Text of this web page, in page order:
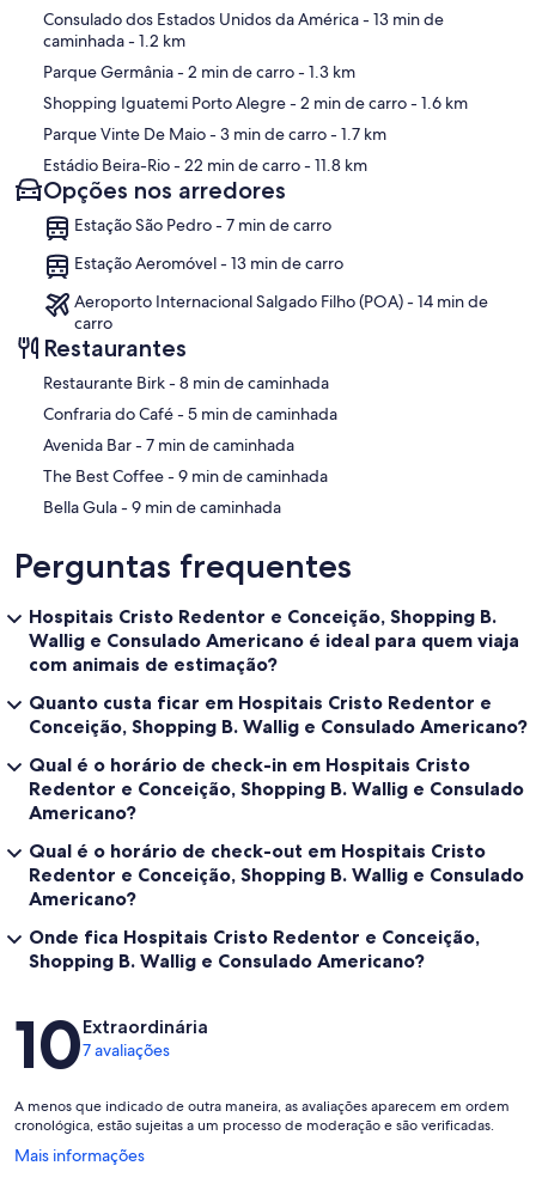
Mapa
Consulado dos Estados Unidos da América- 13 min de
caminhada- 1.2 km
Parque Germânia- 2 min de carro- 1.3 km
Shopping Iguatemi Porto Alegre- 2 min de carro- 1.6 km
Parque Vinte De Maio- 3 min de carro- 1.7 km
Estádio Beira-Rio- 22 min de carro- 11.8 km
Opções nos arredores
Estação São Pedro - 7 min de carro
Estação Aeromóvel - 13 min de carro
Aeroporto Internacional Salgado Filho (POA) - 14 min de
carro
Restaurantes
‪Restaurante Birk - ‬8 min de caminhada
‪Confraria do Café - ‬5 min de caminhada
‪Avenida Bar - ‬7 min de caminhada
‪The Best Coffee - ‬9 min de caminhada
‪Bella Gula - ‬9 min de caminhada
Perguntas frequentes
Hospitais Cristo Redentor e Conceição, Shopping B.
Wallig e Consulado Americano é ideal para quem viaja
com animais de estimação?
Quanto custa ficar em Hospitais Cristo Redentor e
Conceição, Shopping B. Wallig e Consulado Americano?
Qual é o horário de check-in em Hospitais Cristo
Redentor e Conceição, Shopping B. Wallig e Consulado
Americano?
Qual é o horário de check-out em Hospitais Cristo
Redentor e Conceição, Shopping B. Wallig e Consulado
Americano?
Onde fica Hospitais Cristo Redentor e Conceição,
Shopping B. Wallig e Consulado Americano?
Avaliações
10Extraordinária
7 avaliações
A menos que indicado de outra maneira, as avaliações aparecem em ordem
cronológica, estão sujeitas a um processo de moderação e são verificadas.
Mais informações
Abre